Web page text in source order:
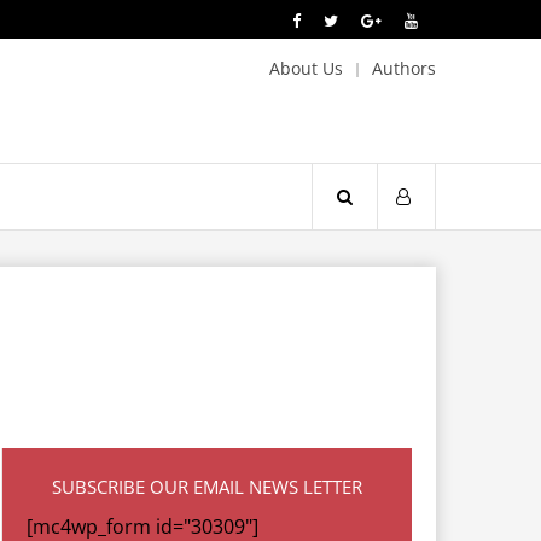
About Us Authors
SUBSCRIBE OUR EMAIL NEWS LETTER
[mc4wp_form id="30309"]